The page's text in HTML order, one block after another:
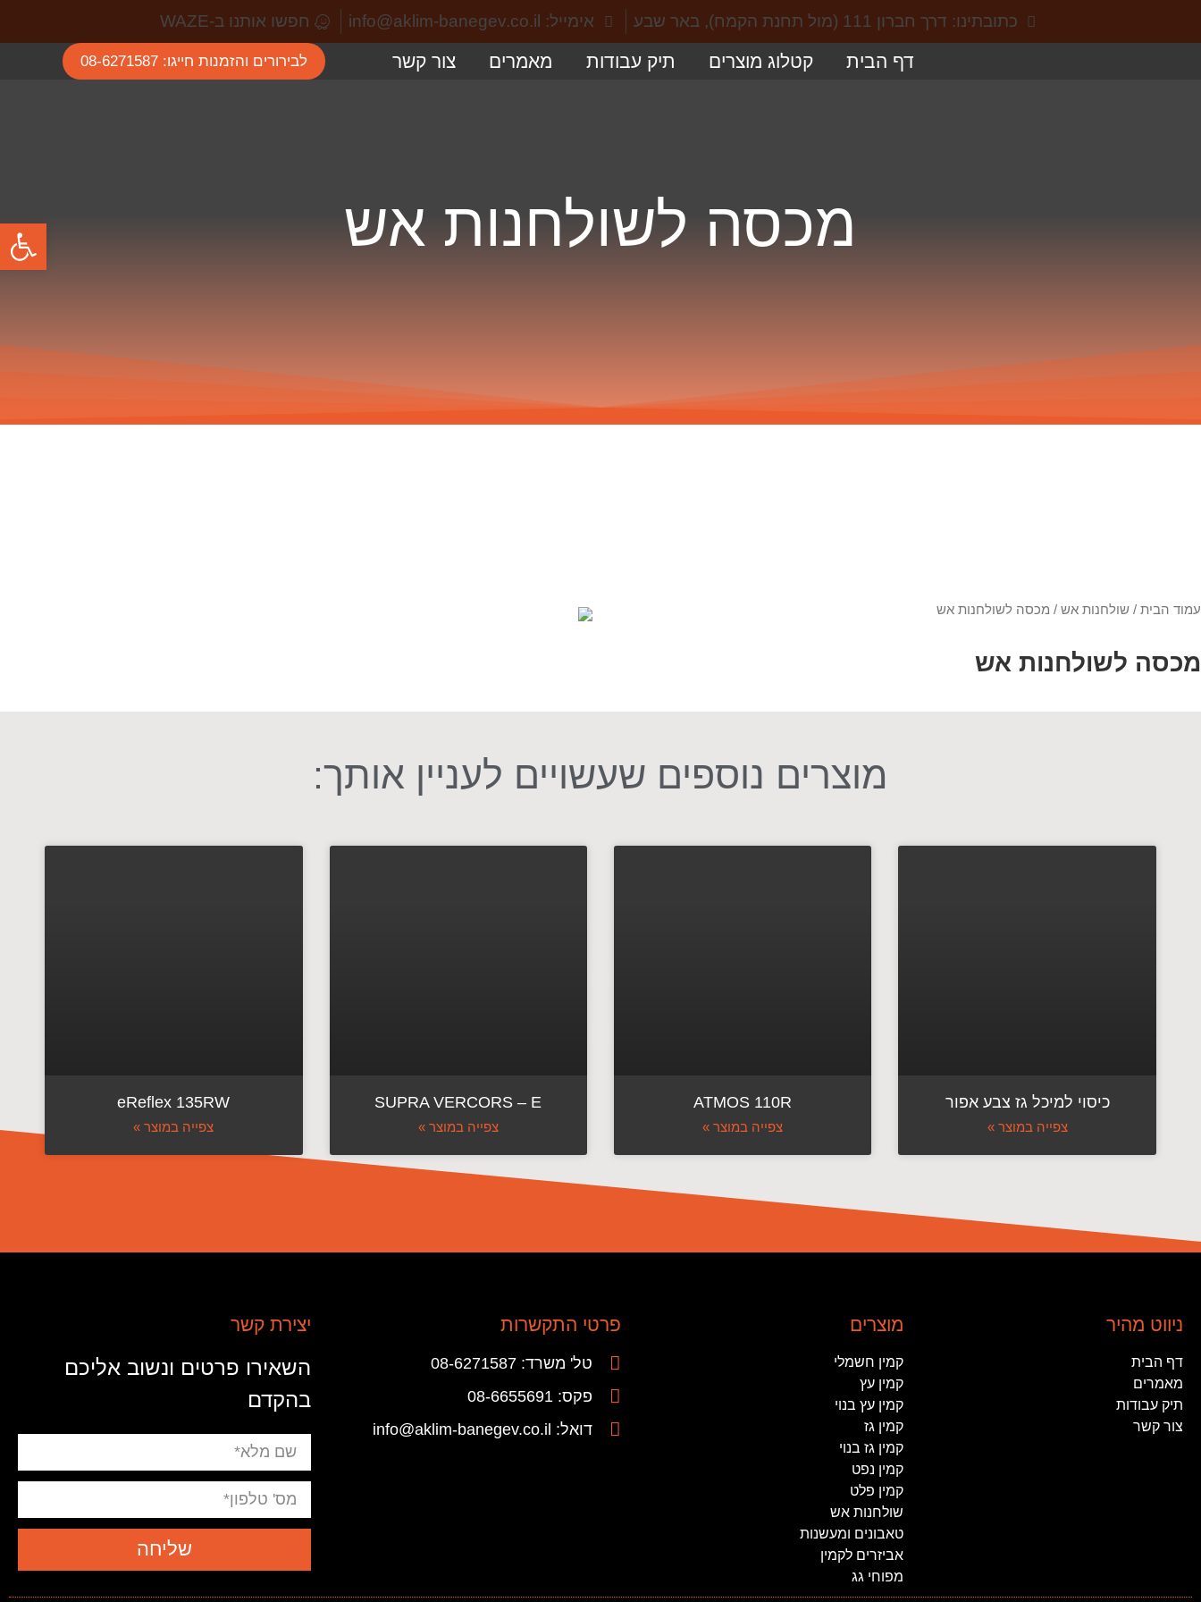
כתובתינו: דרך חברון 111 (מול תחנת הקמח), באר שבע אימייל: info@aklim-banegev.co.il חפשו אותנו ב-WAZE
דף הבית קטלוג מוצרים תיק עבודות מאמרים צור קשר לבירורים והזמנות חייגו: 08-6271587
מכסה לשולחנות אש
עמוד הבית / שולחנות אש / מכסה לשולחנות אש
מכסה לשולחנות אש
מוצרים נוספים שעשויים לעניין אותך:
כיסוי למיכל גז צבע אפור
צפייה במוצר »
ATMOS 110R
צפייה במוצר »
SUPRA VERCORS – E
צפייה במוצר »
eReflex 135RW
צפייה במוצר »
ניווט מהיר
דף הבית
מאמרים
תיק עבודות
צור קשר
מוצרים
קמין חשמלי
קמין עץ
קמין עץ בנוי
קמין גז
קמין גז בנוי
קמין נפט
קמין פלט
שולחנות אש
טאבונים ומעשנות
אביזרים לקמין
מפוחי גג
פרטי התקשרות
טל' משרד: 08-6271587
פקס: 08-6655691
דואל: info@aklim-banegev.co.il
יצירת קשר
השאירו פרטים ונשוב אליכם
בהקדם
שליחה